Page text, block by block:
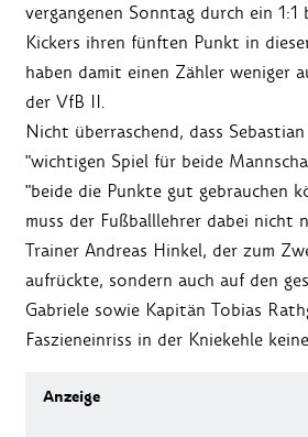
vergangenen Sonntag durch ein 1:1
Kickers ihren fünften Punkt in
haben damit einen Zähler weniger
der VfB II.
Nicht überraschend, dass
"wichtigen Spiel für beide
"beide die Punkte gut gebrauchen
muss der Fußballlehrer dabei nicht
Trainer Andreas Hinkel, der zum
aufrückte, sondern auch auf den
Gabriele sowie Kapitän Tobias
Faszieneinriss in der Kniekehle